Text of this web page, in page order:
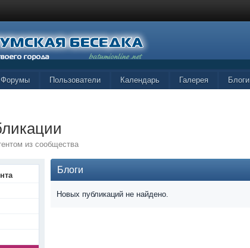
Форумы Пользователи Календарь Галерея Блоги
из сообщества
Блоги
Новых публикаций не найдено.